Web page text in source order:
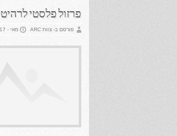
פרזול פלסטי
פורסם ב- צוות ARC מאי - 17 - 2015